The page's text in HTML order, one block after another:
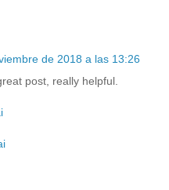
de 2018 a las 13:26
post, really helpful.